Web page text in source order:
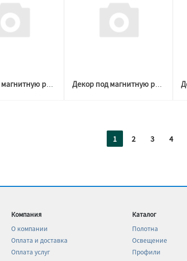
Декор под магнитную решетку БЕЛАЯ D 100-200 №2 (Welton)
1 2 3 4
Компания
О компании
Оплата и доставка
Оплата услуг
Каталог
Полотна
Освещение
Профили